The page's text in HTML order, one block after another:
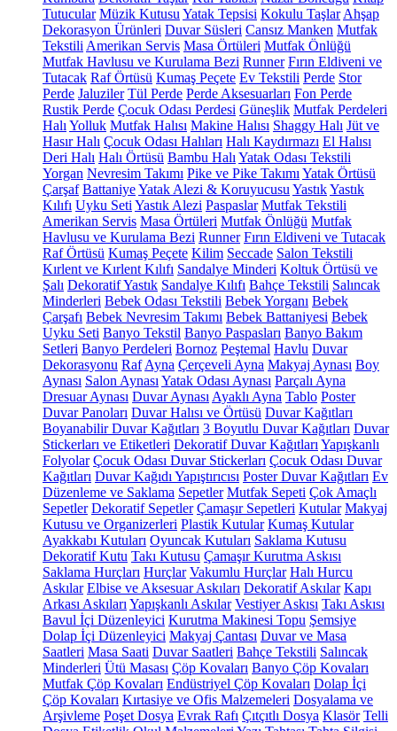
Tutucular Müzik Kutusu Yatak Tepsisi Kokulu Taşlar Ahşap
Dekorasyon Ürünleri Duvar Süsleri Cansız Manken Mutfak
Tekstili Amerikan Servis Masa Örtüleri Mutfak Önlüğü
Mutfak Havlusu ve Kurulama Bezi Runner Fırın Eldiveni ve
Tutacak Raf Örtüsü Kumaş Peçete Ev Tekstili Perde Stor
Perde Jaluziler Tül Perde Perde Aksesuarları Fon Perde
Rustik Perde Çocuk Odası Perdesi Güneşlik Mutfak Perdeleri
Halı Yolluk Mutfak Halısı Makine Halısı Shaggy Halı Jüt ve
Hasır Halı Çocuk Odası Halıları Halı Kaydırmazı El Halısı
Deri Halı Halı Örtüsü Bambu Halı Yatak Odası Tekstili
Yorgan Nevresim Takımı Pike ve Pike Takımı Yatak Örtüsü
Çarşaf BattaniyeYatak Alezi & Koruyucusu YastıkYastık
Kılıfı Uyku Seti Yastık Alezi Paspaslar Mutfak Tekstili
Amerikan Servis Masa Örtüleri Mutfak Önlüğü Mutfak
Havlusu ve Kurulama Bezi Runner Fırın Eldiveni ve Tutacak
Raf Örtüsü Kumaş Peçete Kilim Seccade Salon Tekstili
Kırlent ve Kırlent Kılıfı Sandalye Minderi Koltuk Örtüsü ve
Şalı Dekoratif Yastık Sandalye Kılıfı Bahçe Tekstili Salıncak
Minderleri Bebek Odası Tekstili Bebek Yorganı Bebek
Çarşafı Bebek Nevresim Takımı Bebek Battaniyesi Bebek
Uyku Seti Banyo Tekstil Banyo Paspasları Banyo Bakım
Setleri Banyo Perdeleri Bornoz Peştemal Havlu Duvar
Dekorasyonu Raf Ayna Çerçeveli Ayna Makyaj Aynası Boy
Aynası Salon Aynası Yatak Odası Aynası Parçalı Ayna
Dresuar Aynası Duvar Aynası Ayaklı Ayna Tablo Poster
Duvar Panoları Duvar Halısı ve Örtüsü Duvar Kağıtları
Boyanabilir Duvar Kağıtları 3 Boyutlu Duvar Kağıtları Duvar
Stickerları ve Etiketleri Dekoratif Duvar Kağıtları Yapışkanlı
Folyolar Çocuk Odası Duvar Stickerları Çocuk Odası Duvar
Kağıtları Duvar Kağıdı Yapıştırıcısı Poster Duvar Kağıtları Ev
Düzenleme ve Saklama Sepetler Mutfak Sepeti Çok Amaçlı
Sepetler Dekoratif Sepetler Çamaşır Sepetleri Kutular Makyaj
Kutusu ve Organizerleri Plastik Kutular Kumaş Kutular
Ayakkabı Kutuları Oyuncak Kutuları Saklama Kutusu
Dekoratif Kutu Takı Kutusu Çamaşır Kurutma Askısı
Saklama Hurçları Hurçlar Vakumlu Hurçlar Halı Hurcu
Askılar Elbise ve Aksesuar Askıları Dekoratif Askılar Kapı
Arkası Askıları Yapışkanlı Askılar Vestiyer Askısı Takı Askısı
Bavul İçi Düzenleyici Kurutma Makinesi Topu Şemsiye
Dolap İçi Düzenleyici Makyaj Çantası Duvar ve Masa
Saatleri Masa Saati Duvar Saatleri Bahçe Tekstili Salıncak
Minderleri Ütü Masası Çöp Kovaları Banyo Çöp Kovaları
Mutfak Çöp Kovaları Endüstriyel Çöp Kovaları Dolap İçi
Çöp Kovaları Kırtasiye ve Ofis Malzemeleri Dosyalama ve
Arşivleme Poşet Dosya Evrak Rafı Çıtçıtlı Dosya Klasör Telli